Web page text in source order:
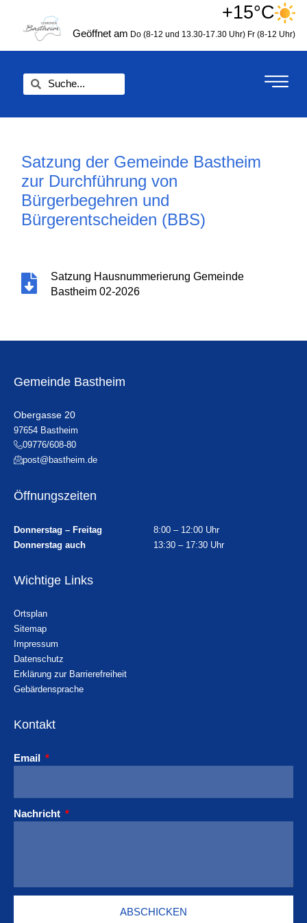
springen
+15°C
Geöffnet am Do (8-12 und 13.30-17.30 Uhr) Fr (8-12 Uhr)
Satzung der Gemeinde Bastheim
zur Durchführung von
Bürgerbegehren und
Bürgerentscheiden (BBS)
Satzung Hausnummerierung Gemeinde
Bastheim 02-2026
Gemeinde Bastheim
Obergasse 20
97654 Bastheim
09776/608-80
post@bastheim.de
Öffnungszeiten
Donnerstag – Freitag
8:00 – 12:00 Uhr
Donnerstag auch
13:30 – 17:30 Uhr
Wichtige Links
Ortsplan
Sitemap
Impressum
Datenschutz
Erklärung zur Barrierefreiheit
Gebärdensprache
Kontakt
Email
Nachricht
ABSCHICKEN